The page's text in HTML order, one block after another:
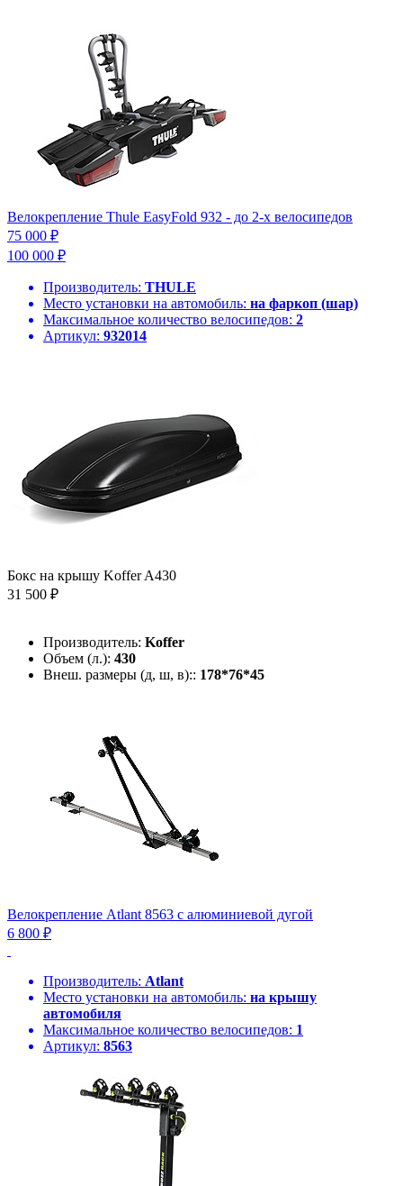
Велокрепление Thule EasyFold 932 - до 2-х велосипедов
75 000 ₽
100 000 ₽
Производитель: THULE
Место установки на автомобиль: на фаркоп (шар)
Максимальное количество велосипедов: 2
Артикул: 932014
Бокс на крышу Koffer A430
31 500 ₽
Производитель: Koffer
Объем (л.): 430
Внеш. размеры (д, ш, в):: 178*76*45
Велокрепление Atlant 8563 с алюминиевой дугой
6 800 ₽
Производитель: Atlant
Место установки на автомобиль: на крышу
автомобиля
Максимальное количество велосипедов: 1
Артикул: 8563